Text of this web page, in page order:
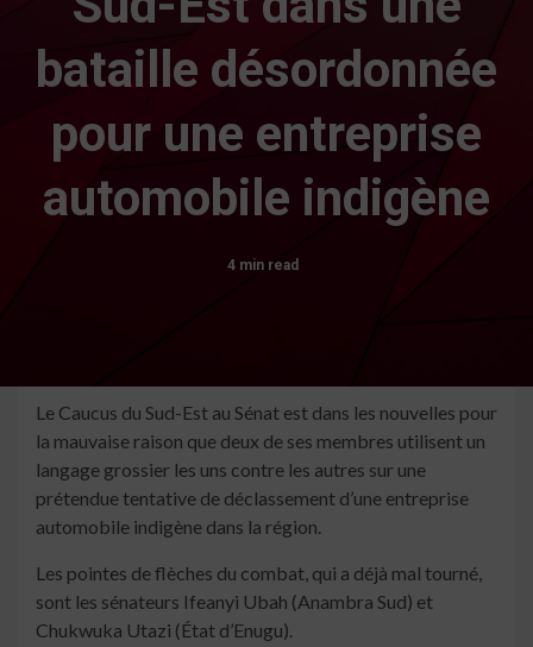
bataille désordonnée
pour une entreprise
automobile indigène
4 min read
Le Caucus du Sud-Est au Sénat est dans les nouvelles pour
la mauvaise raison que deux de ses membres utilisent un
langage grossier les uns contre les autres sur une
prétendue tentative de déclassement d’une entreprise
automobile indigène dans la région.
Les pointes de flèches du combat, qui a déjà mal tourné,
sont les sénateurs Ifeanyi Ubah (Anambra Sud) et
Chukwuka Utazi (État d’Enugu).